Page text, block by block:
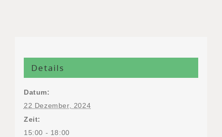
Details
Datum:
22 Dezember, 2024
Zeit:
15:00 - 18:00